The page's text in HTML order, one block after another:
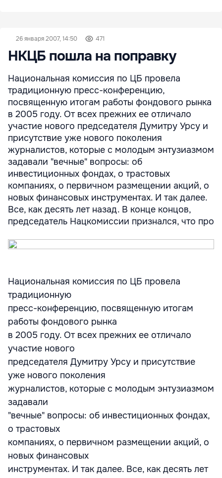
26 января 2007, 14:50 471
НКЦБ пошла на поправку
Национальная комиссия по ЦБ провела
традиционную пресс-конференцию,
посвященную итогам работы фондового рынка
в 2005 году. От всех прежних ее отличало
участие нового председателя Думитру Урсу и
присутствие уже нового поколения
журналистов, которые с молодым энтузиазмом
задавали "вечные" вопросы: об
инвестиционных фондах, о трастовых
компаниях, о первичном размещении акций, о
новых финансовых инструментах. И так далее.
Все, как десять лет назад. В конце концов,
председатель Нацкомиссии признался, что про
Национальная комиссия по ЦБ провела
традиционную
пресс-конференцию, посвященную итогам
работы фондового рынка
в 2005 году. От всех прежних ее отличало
участие нового
председателя Думитру Урсу и присутствие
уже нового поколения
журналистов, которые с молодым энтузиазмом
задавали
"вечные" вопросы: об инвестиционных фондах,
о трастовых
компаниях, о первичном размещении акций, о
новых финансовых
инструментах. И так далее. Все, как десять лет